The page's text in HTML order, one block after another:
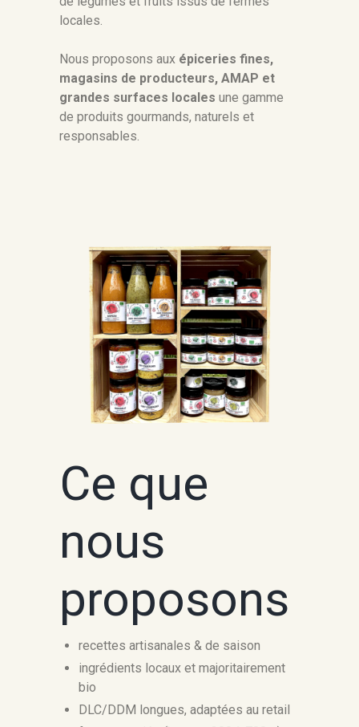
locales.
Nous proposons aux épiceries fines,
magasins de producteurs, AMAP et
grandes surfaces locales une gamme
de produits gourmands, naturels et
responsables.
Ce que
nous
proposons
recettes artisanales & de saison
ingrédients locaux et majoritairement
bio
DLC/DDM longues, adaptées au retail